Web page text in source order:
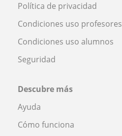
Política de privacidad
Condiciones uso profesores
Condiciones uso alumnos
Seguridad
Descubre más
Ayuda
Cómo funciona